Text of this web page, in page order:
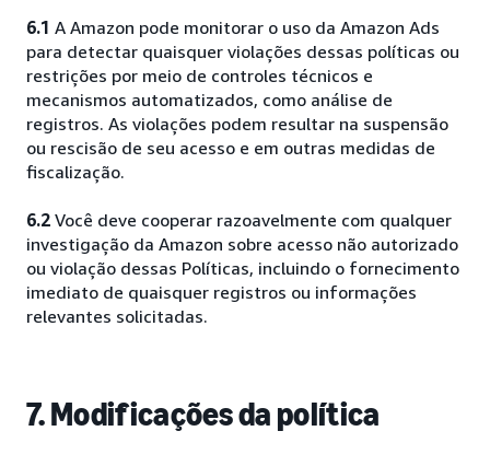
6.1 A Amazon pode monitorar o uso da Amazon Ads
para detectar quaisquer violações dessas políticas ou
restrições por meio de controles técnicos e
mecanismos automatizados, como análise de
registros. As violações podem resultar na suspensão
ou rescisão de seu acesso e em outras medidas de
fiscalização.
6.2 Você deve cooperar razoavelmente com qualquer
investigação da Amazon sobre acesso não autorizado
ou violação dessas Políticas, incluindo o fornecimento
imediato de quaisquer registros ou informações
relevantes solicitadas.
7. Modificações da política